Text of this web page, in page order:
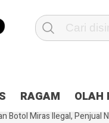
RAGAM OLAH
Kota Jayapura
Pesan
Hibah Pilkada
Botol Miras Ilegal, Penjual